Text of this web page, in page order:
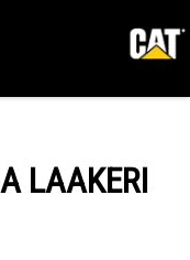
LAAKERI